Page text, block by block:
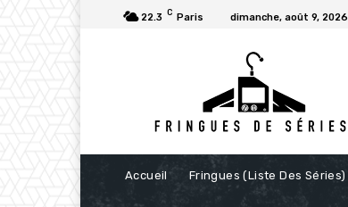
22.3 C Paris dimanche, août 9, 2026
Accueil Fringues (Liste Des Séries)